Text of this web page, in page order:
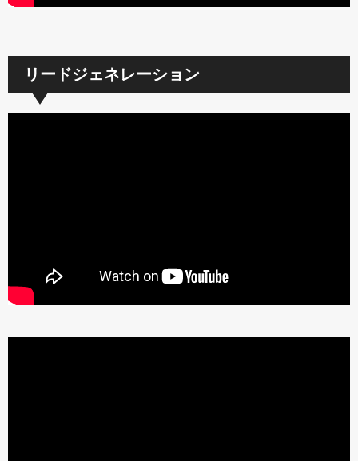
リードジェネレーション